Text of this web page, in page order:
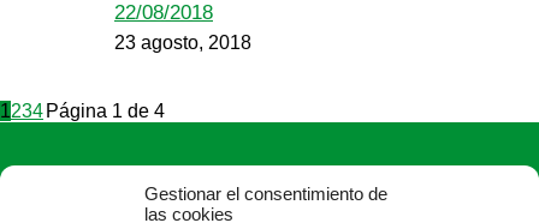
Gestionar el consentimiento de
las cookies
22/08/2018
23 agosto, 2018
1234 Página 1 de 4